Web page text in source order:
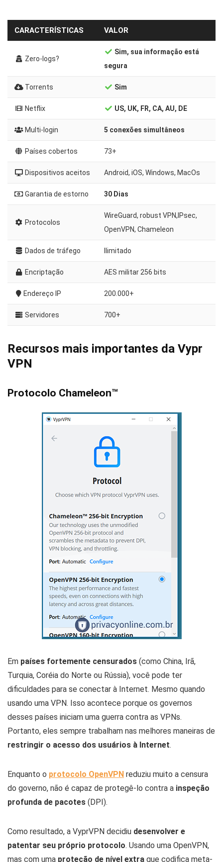
CARACTERÍSTICAS VALOR
Zero-logs?
Sim, sua informação está
segura
Torrents Sim
Netflix US, UK, FR, CA, AU, DE
Multi-login 5 conexões simultâneos
Países cobertos 73+
Dispositivos aceitos Android, iOS, Windows, MacOs
Garantia de estorno 30 Dias
Protocolos
WireGuard, robust VPN,IPsec,
OpenVPN, Chameleon
Dados de tráfego Ilimitado
Encriptação AES militar 256 bits
Endereço IP 200.000+
Servidores 700+
Recursos mais importantes da Vypr
VPN
Protocolo Chameleon™
Em países fortemente censurados (como China, Irã,
Turquia, Coréia do Norte ou Rússia), você pode ter
dificuldades para se conectar à Internet. Mesmo quando
usando uma VPN. Isso acontece porque os governos
desses países iniciam uma guerra contra as VPNs.
Portanto, eles sempre trabalham nas melhores maneiras de
restringir o acesso dos usuários à Internet.
Enquanto o protocolo OpenVPN reduziu muito a censura
do governo, não é capaz de protegê-lo contra a inspeção
profunda de pacotes (DPI).
Como resultado, a VyprVPN decidiu desenvolver e
patentar seu próprio protocolo. Usando uma OpenVPN,
mas com uma proteção de nível extra que codifica meta-